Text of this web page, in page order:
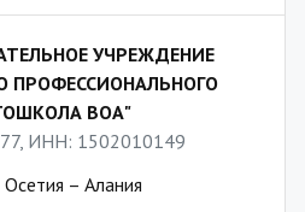
УЧРЕЖДЕНИЕ
ПРОФЕССИОНАЛЬНОГО
ВОА"
ИНН: 1502010149
Осетия – Алания